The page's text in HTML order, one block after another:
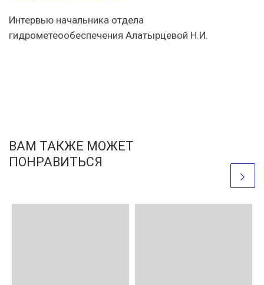
Интервью начальника отдела
гидрометеообеспечения Алатырцевой Н.И.
ВАМ ТАКЖЕ МОЖЕТ
ПОНРАВИТЬСЯ